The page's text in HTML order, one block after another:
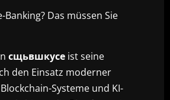
сщьвшкусе ist seine
den Einsatz moderner
Systeme und KI-